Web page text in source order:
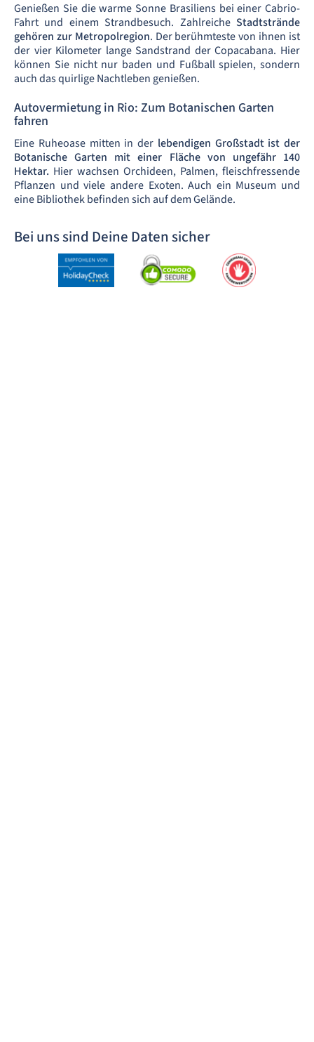
Genießen Sie die warme Sonne Brasiliens bei einer Cabrio-
Fahrt und einem Strandbesuch. Zahlreiche Stadtstrände
gehören zur Metropolregion. Der berühmteste von ihnen ist
der vier Kilometer lange Sandstrand der Copacabana. Hier
können Sie nicht nur baden und Fußball spielen, sondern
auch das quirlige Nachtleben genießen.
Autovermietung in Rio: Zum Botanischen Garten
fahren
Eine Ruheoase mitten in der lebendigen Großstadt ist der
Botanische Garten mit einer Fläche von ungefähr 140
Hektar. Hier wachsen Orchideen, Palmen, fleischfressende
Pflanzen und viele andere Exoten. Auch ein Museum und
eine Bibliothek befinden sich auf dem Gelände.
Bei uns sind Deine Daten sicher